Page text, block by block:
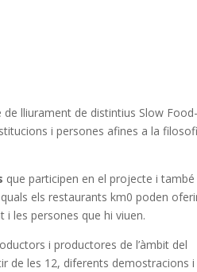
de lliurament de distintius Slow Food-
i persones afines a la
que participen en el projecte i també
els restaurants km0 poden
les persones que hi viuen.
i productores de l’àmbit del
de les 12, diferents demostracions i